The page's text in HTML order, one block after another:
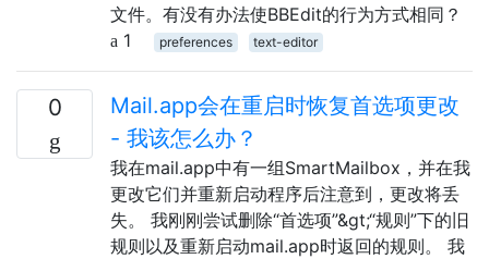
文件。有没有办法使BBEdit的行为方式相同？
1
preferences text-editor
0
Mail.app会在重启时恢复首选项更改
- 我该怎么办？
我在mail.app中有一组SmartMailbox，并在我
更改它们并重新启动程序后注意到，更改将丢
失。 我刚刚尝试删除“首选项”&gt;“规则”下的旧
规则以及重新启动mail.app时返回的规则。 我